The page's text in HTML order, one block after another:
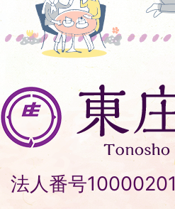
東
庄
町
Tonosho
Town
法人番号